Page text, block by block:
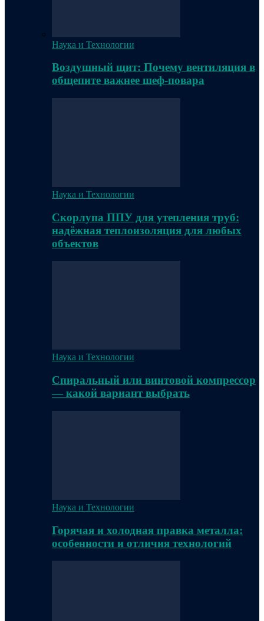
Наука и Технологии
Воздушный щит: Почему вентиляция в
общепите важнее шеф-повара
Наука и Технологии
Скорлупа ППУ для утепления труб:
надёжная теплоизоляция для любых
объектов
Наука и Технологии
Спиральный или винтовой компрессор
— какой вариант выбрать
Наука и Технологии
Горячая и холодная правка металла:
особенности и отличия технологий